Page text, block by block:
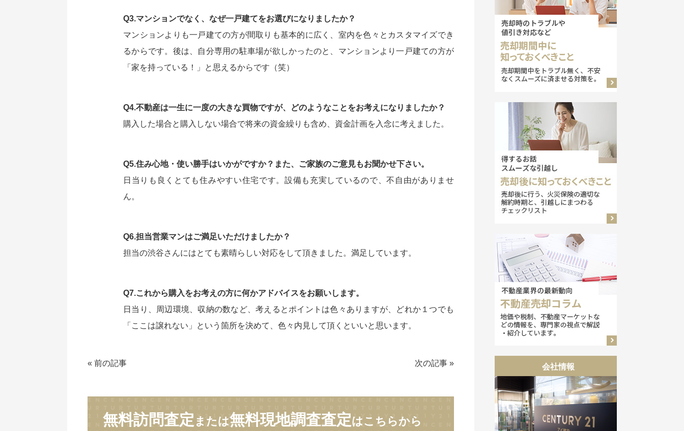
Q3.マンションでなく、なぜ一戸建てをお選びになりましたか？
マンションよりも一戸建ての方が間取りも基本的に広く、室内を色々とカスタマイズでき
るからです。後は、自分専用の駐車場が欲しかったのと、マンションより一戸建ての方が
「家を持っている！」と思えるからです（笑）
Q4.不動産は一生に一度の大きな買物ですが、どのようなことをお考えになりましたか？
購入した場合と購入しない場合で将来の資金繰りも含め、資金計画を入念に考えました。
Q5.住み心地・使い勝手はいかがですか？また、ご家族のご意見もお聞かせ下さい。
日当りも良くとても住みやすい住宅です。設備も充実しているので、不自由がありませ
ん。
Q6.担当営業マンはご満足いただけましたか？
担当の渋谷さんにはとても素晴らしい対応をして頂きました。満足しています。
Q7.これから購入をお考えの方に何かアドバイスをお願いします。
日当り、周辺環境、収納の数など、考えるとポイントは色々ありますが、どれか１つでも
「ここは譲れない」という箇所を決めて、色々内見して頂くといいと思います。
« 前の記事 次の記事 »
無料訪問査定 または無料現地調査査定はこちらから
会社情報